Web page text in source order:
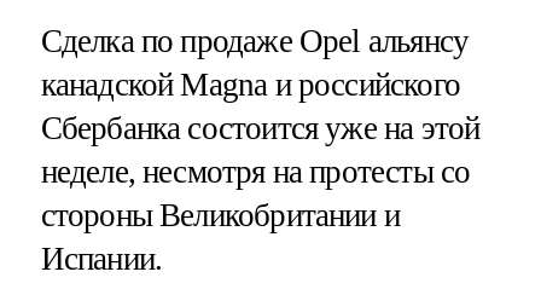
Сделка по продаже Opel альянсу
канадской Magna и российского
Сбербанка состоится уже на этой
неделе, несмотря на протесты со
стороны Великобритании и
Испании.